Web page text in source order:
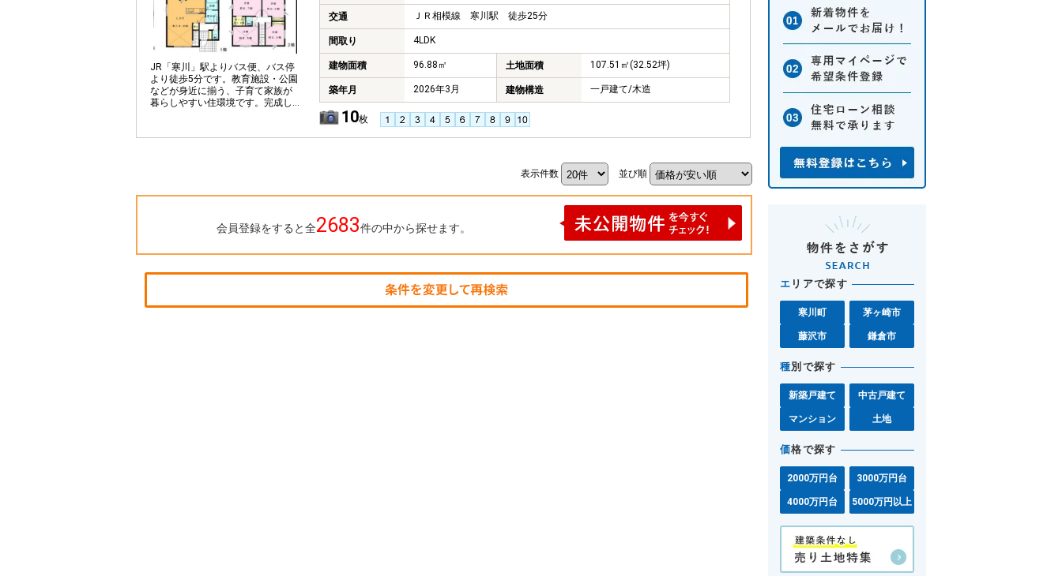
JR「寒川」駅よりバス便、バス停
より徒歩5分です。教育施設・公園
などが身近に揃う、子育て家族が
暮らしやすい住環境です。完成し
交通 ＪＲ相模線 寒川駅 徒歩25分
間取り 4LDK
建物面積 96.88㎡ 土地面積 107.51㎡(32.52坪)
築年月 2026年3月 建物構造 一戸建て/木造
10枚
表示件数 並び順
会員登録をすると全2683件の中から探せます。
エ リアで探す
寒川町 茅ヶ崎市
藤沢市 鎌倉市
種別で探す
新築戸建て 中古戸建て
マンション 土地
価格で探す
2000万円台 3000万円台
4000万円台 5000万円以上